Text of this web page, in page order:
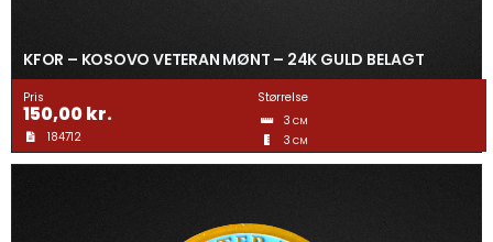
KFOR – KOSOVO VETERAN MØNT – 24K GULD BELAGT
Pris
150,00kr.
184712
Størrelse
3 CM
3 CM